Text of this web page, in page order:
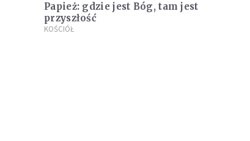
Papież: gdzie jest Bóg, tam jest
przyszłość
KOŚCIÓŁ